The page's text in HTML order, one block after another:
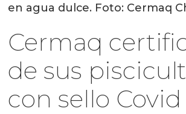
en agua dulce. Foto: Cermaq
Cermaq
de sus
con sello Covid